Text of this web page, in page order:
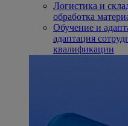
Логистика и
обработка
Обучение и
адаптация
квалификации